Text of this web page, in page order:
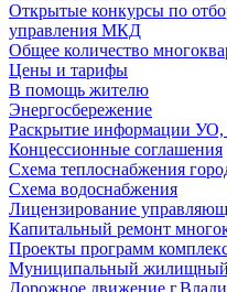
Открытые конкурсы по
управления МКД
Общее количество
Цены и тарифы
В помощь жителю
Энергосбережение
Раскрытие информации
Концессионные соглашения
Схема теплоснабжения
Схема водоснабжения
Лицензирование
Капитальный ремонт
Проекты программ
Муниципальный жилищный
Дорожное движение